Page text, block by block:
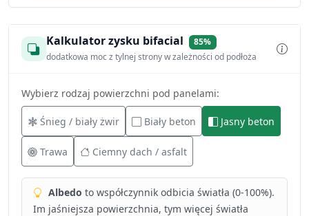
Kalkulator zysku bifacial
85%
dodatkowa moc z tylnej strony w zależności od podłoża
Wybierz rodzaj powierzchni pod panelami:
Śnieg / biały żwir Biały beton Jasny beton
Trawa Ciemny dach / asfalt
Albedo to współczynnik odbicia światła (0-100%).
Im jaśniejsza powierzchnia, tym więcej światła